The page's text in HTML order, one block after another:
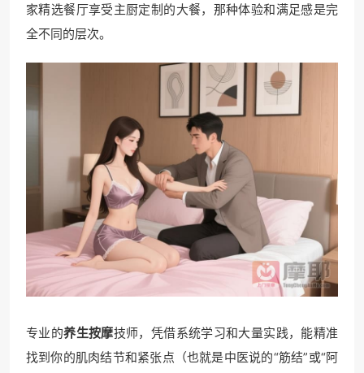
家精选餐厅享受主厨定制的大餐，那种体验和满足感是完
全不同的层次。
专业的养生按摩技师，凭借系统学习和大量实践，能精准
找到你的肌肉结节和紧张点（也就是中医说的“筋结”或“阿